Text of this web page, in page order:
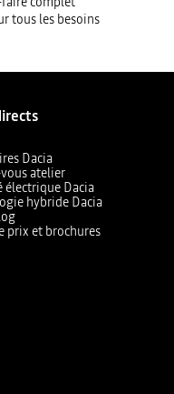
tous les besoins
Dacia
atelier
Dacia
hybride Dacia
prix et brochures